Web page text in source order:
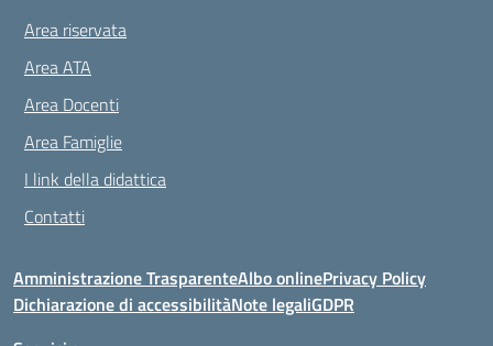
Area riservata
Area ATA
Area Docenti
Area Famiglie
I link della didattica
Contatti
Amministrazione TrasparenteAlbo onlinePrivacy Policy
Dichiarazione di accessibilitàNote legaliGDPR